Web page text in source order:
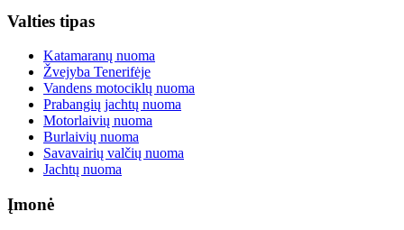
Valties tipas
Katamaranų nuoma
Žvejyba Tenerifėje
Vandens motociklų nuoma
Prabangių jachtų nuoma
Motorlaivių nuoma
Burlaivių nuoma
Savavairių valčių nuoma
Jachtų nuoma
Įmonė